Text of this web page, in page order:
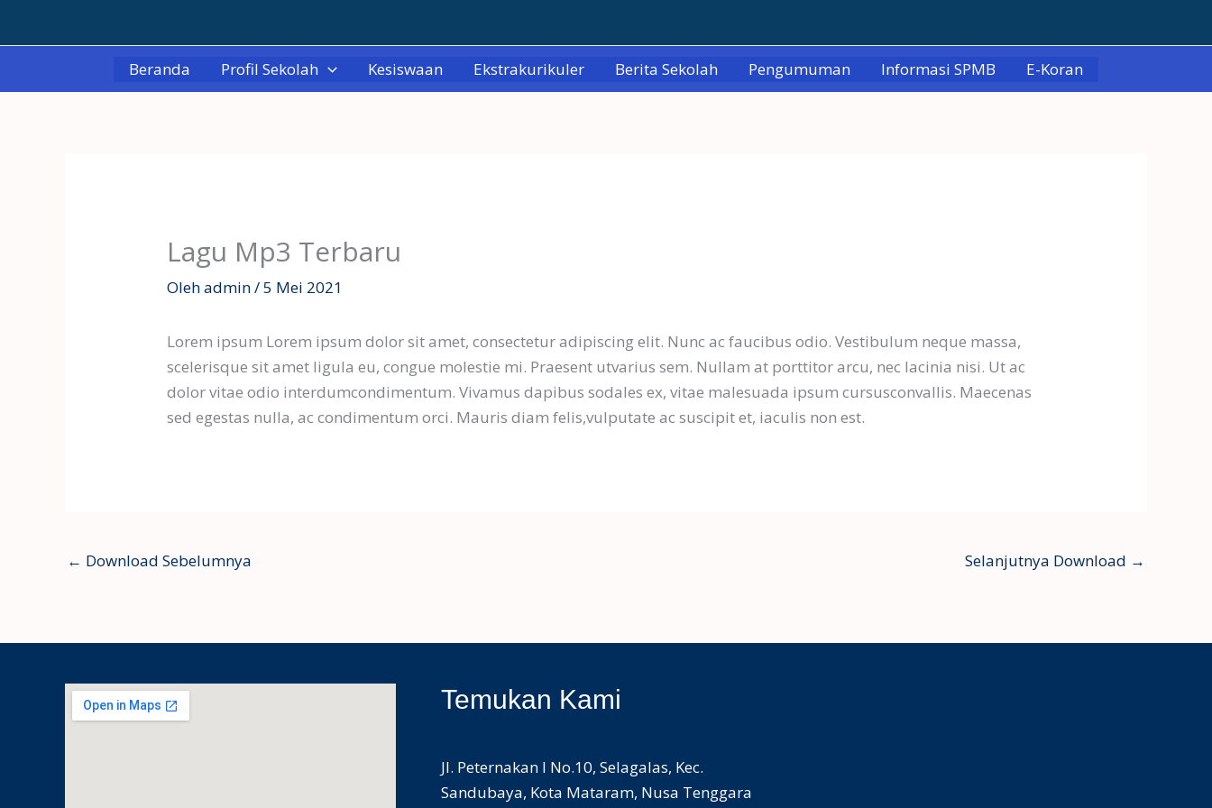
Beranda Profil Sekolah Kesiswaan Ekstrakurikuler Berita Sekolah Pengumuman Informasi SPMB E-Koran
Lagu Mp3 Terbaru
Olehadmin/5 Mei 2021
Lorem ipsum Lorem ipsum dolor sit amet, consectetur adipiscing elit. Nunc ac faucibus odio. Vestibulum neque massa,
scelerisque sit amet ligula eu, congue molestie mi. Praesent utvarius sem. Nullam at porttitor arcu, nec lacinia nisi. Ut ac
dolor vitae odio interdumcondimentum. Vivamus dapibus sodales ex, vitae malesuada ipsum cursusconvallis. Maecenas
sed egestas nulla, ac condimentum orci. Mauris diam felis,vulputate ac suscipit et, iaculis non est.
← Download Sebelumnya Selanjutnya Download →
Temukan Kami
Jl. Peternakan I No.10, Selagalas, Kec.
Sandubaya, Kota Mataram, Nusa Tenggara